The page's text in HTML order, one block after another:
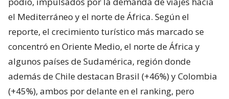
el Mediterráneo y el norte de África. Según el
reporte, el crecimiento turístico más marcado se
concentró en Oriente Medio, el norte de África y
algunos países de Sudamérica, región donde
además de Chile destacan Brasil (+46%) y Colombia
(+45%), ambos por delante en el ranking, pero